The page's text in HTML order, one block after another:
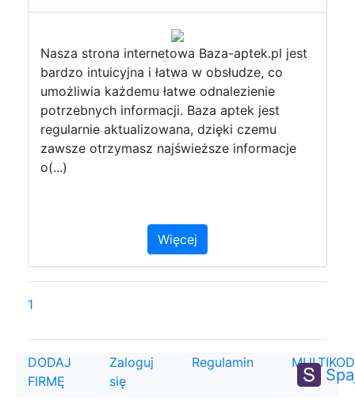
Nasza strona internetowa Baza-aptek.pl jest
bardzo intuicyjna i łatwa w obsłudze, co
umożliwia każdemu łatwe odnalezienie
potrzebnych informacji. Baza aptek jest
regularnie aktualizowana, dzięki czemu
zawsze otrzymasz najświeższe informacje
o(...)
Więcej
1
DODAJ
FIRMĘ
Zaloguj
się
Regulamin MULTIKOD